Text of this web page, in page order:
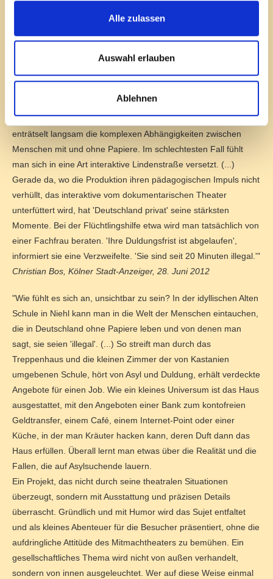
Alle zulassen
Auswahl erlauben
Ablehnen
geführt, kann in Call-Shops mit der zurückgelassenen Familie in
Nigeria oder Weißrussland telefonieren (die kommen wirklich
per Skype auf den Bildschirm), sich unter der Hand Arbeit in der
Bordell suchen. Im besten Falle kommt man nicht gleich
dahinter, wer hier Zuschauer und wer Schauspieler ist, und
enträtselt langsam die komplexen Abhängigkeiten zwischen
Menschen mit und ohne Papiere. Im schlechtesten Fall fühlt
man sich in eine Art interaktive Lindenstraße versetzt. (...)
Gerade da, wo die Produktion ihren pädagogischen Impuls nicht
verhüllt, das interaktive vom dokumentarischen Theater
unterfüttert wird, hat 'Deutschland privat' seine stärksten
Momente. Bei der Flüchtlingshilfe etwa wird man tatsächlich von
einer Fachfrau beraten. 'Ihre Duldungsfrist ist abgelaufen',
informiert sie eine Verzweifelte. 'Sie sind seit 20 Minuten illegal.'"
Christian Bos, Kölner Stadt-Anzeiger, 28. Juni 2012
"Wie fühlt es sich an, unsichtbar zu sein? In der idyllischen Alten
Schule in Niehl kann man in die Welt der Menschen eintauchen,
die in Deutschland ohne Papiere leben und von denen man
sagt, sie seien 'illegal'. (...) So streift man durch das
Treppenhaus und die kleinen Zimmer der von Kastanien
umgebenen Schule, hört von Asyl und Duldung, erhält verdeckte
Angebote für einen Job. Wie ein kleines Universum ist das Haus
ausgestattet, mit den Angeboten einer Bank zum kontofreien
Geldtransfer, einem Café, einem Internet-Point oder einer
Küche, in der man Kräuter hacken kann, deren Duft dann das
Haus erfüllen. Überall lernt man etwas über die Realität und die
Fallen, die auf Asylsuchende lauern.
Ein Projekt, das nicht durch seine theatralen Situationen
überzeugt, sondern mit Ausstattung und präzisen Details
überrascht. Gründlich und mit Humor wird das Sujet entfaltet
und als kleines Abenteuer für die Besucher präsentiert, ohne die
aufdringliche Attitüde des Mitmachtheaters zu bemühen. Ein
gesellschaftliches Thema wird nicht von außen verhandelt,
sondern von innen ausgeleuchtet. Wer auf diese Weise einmal